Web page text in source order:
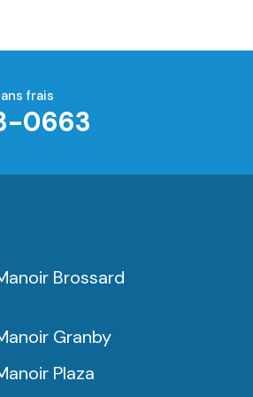
frais
0663
Brossard
Granby
Plaza